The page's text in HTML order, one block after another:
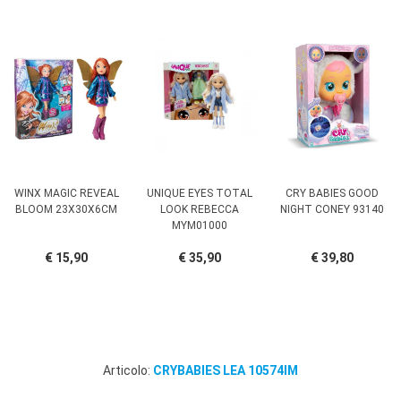
WINX MAGIC REVEAL
BLOOM 23X30X6CM
€ 15,90
UNIQUE EYES TOTAL
LOOK REBECCA
MYM01000
€ 35,90
CRY BABIES GOOD
NIGHT CONEY 93140
€ 39,80
Articolo: CRYBABIES LEA 10574IM